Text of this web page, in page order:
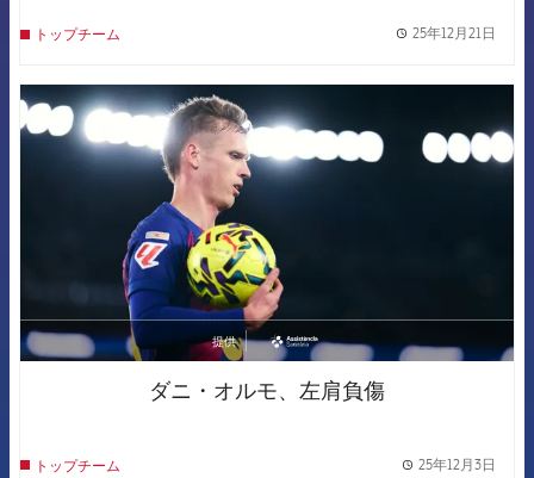
トップチーム 25年12月21日
提供
asistencia
ダニ・オルモ、左肩負傷
トップチーム 25年12月3日